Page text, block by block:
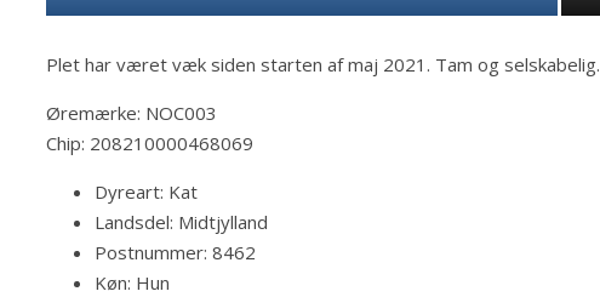
Plet har været væk siden starten af maj 2021. Tam og selskabelig.
Øremærke: NOC003
Chip: 208210000468069
Dyreart: Kat
Landsdel: Midtjylland
Postnummer: 8462
Køn: Hun